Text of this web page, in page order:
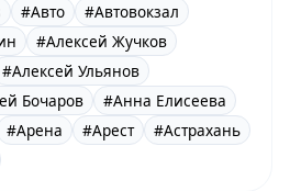
#Авто
#Автовокзал
#Алексей Жучков
#Алексей Ульянов
Бочаров
#Анна Елисеева
#Арена #Арест
#Астрахань